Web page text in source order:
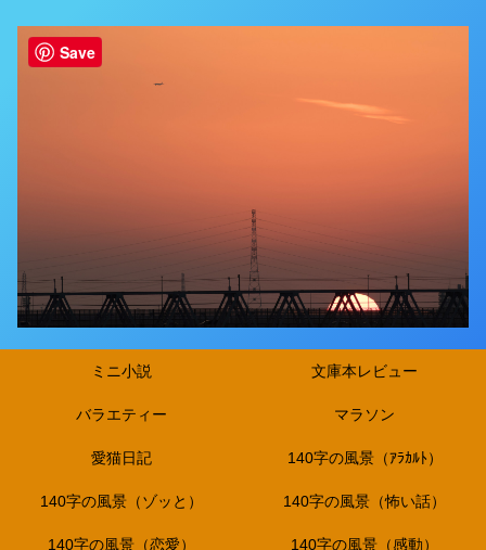
ミニ小説 文庫本レビュー
バラエティー マラソン
愛猫日記 140字の風景（ｱﾗｶﾙﾄ）
140字の風景（ゾッと） 140字の風景（怖い話）
140字の風景（恋愛） 140字の風景（感動）
Save